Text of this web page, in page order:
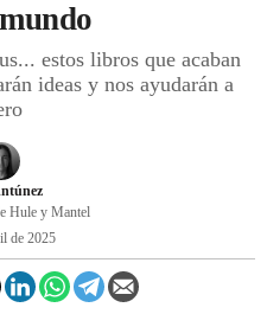
estos libros que acaban
ideas y nos ayudarán a
Hule y Mantel
de 2025